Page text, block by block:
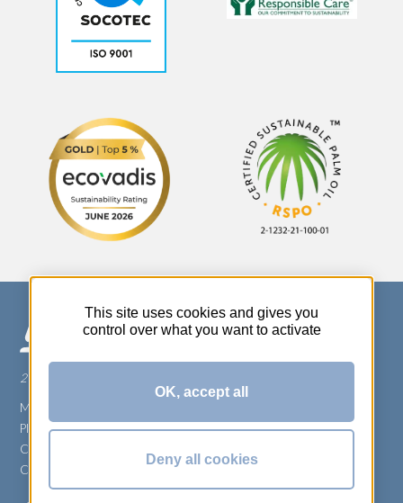
270 Rue Thérèse Planiol - 37310 TAUXIGNY
Mentions légales
Plan du site
Carrière
Conditions générales de vente
This site uses cookies and gives you
control over what you want to activate
OK, accept all
Deny all cookies